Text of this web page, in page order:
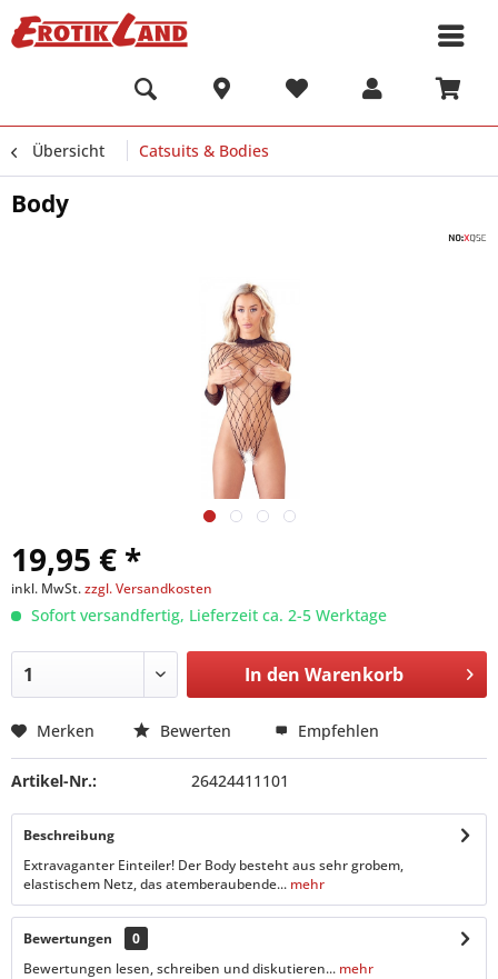
Übersicht Catsuits & Bodies
Body
19,95 € *
inkl. MwSt.zzgl. Versandkosten
Sofort versandfertig, Lieferzeit ca. 2-5 Werktage
In den Warenkorb
Merken Bewerten Empfehlen
Artikel-Nr.: 26424411101
Beschreibung
Extravaganter Einteiler! Der Body besteht aus sehr grobem,
elastischem Netz, das atemberaubende... mehr
Bewertungen
0
Bewertungen lesen, schreiben und diskutieren... mehr